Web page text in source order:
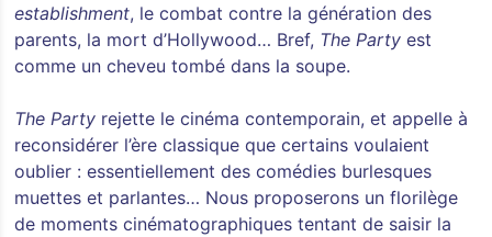
establishment, le combat contre la génération des
parents, la mort d’Hollywood… Bref, The Party est
comme un cheveu tombé dans la soupe.
The Party rejette le cinéma contemporain, et appelle à
reconsidérer l’ère classique que certains voulaient
oublier : essentiellement des comédies burlesques
muettes et parlantes… Nous proposerons un florilège
de moments cinématographiques tentant de saisir la